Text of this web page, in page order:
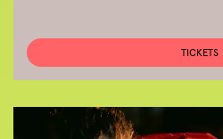
TICKETS